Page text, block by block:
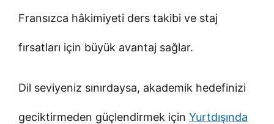
Fransızca hâkimiyeti ders takibi ve staj
fırsatları için büyük avantaj sağlar.
Dil seviyeniz sınırdaysa, akademik hedefinizi
geciktirmeden güçlendirmek için Yurtdışında